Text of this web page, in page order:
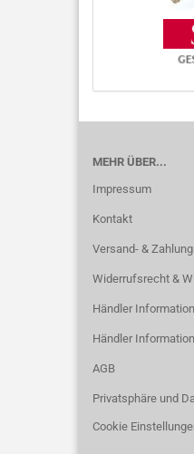
MEHR ÜBER...
Impressum
Kontakt
Versand- &
Widerrufsrecht &
Händler
Händler
AGB
Privatsphäre und
Cookie